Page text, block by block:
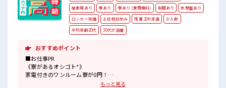
駐車場あり
寮あり 寮あり (寮費無料) 制服あり
休憩室あり
ロッカー完備
土日祝日休み 残業 20H未満
少人数
平均年齢20代
30代が活躍
おすすめポイント
■お仕事PR
《寮があるオシゴト*》
家電付きのワンルーム寮が0円！
お住まいもお仕事も同時にゲットできちゃう★
もっと見る